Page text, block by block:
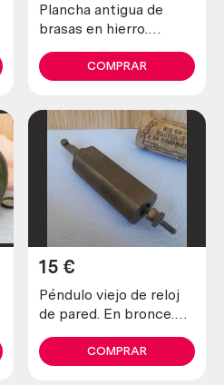
Plancha antigua de
brasas en hierro.
Asidera en madera.
COMPRAR
Péndulo viejo de reloj
de pared. En bronce.
Pesado. Para reutilizar.
Old clock pendulum
15 €
COMPRAR